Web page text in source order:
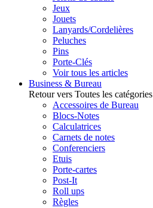
Jeux
Jouets
Lanyards/Cordelières
Peluches
Pins
Porte-Clés
Voir tous les articles
Business & Bureau
Retour vers Toutes les catégories
Accessoires de Bureau
Blocs-Notes
Calculatrices
Carnets de notes
Conferenciers
Etuis
Porte-cartes
Post-It
Roll ups
Règles